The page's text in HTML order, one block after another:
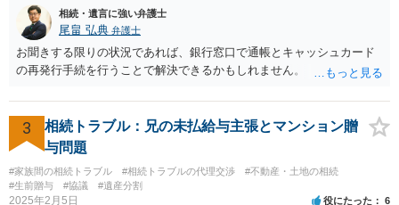
相続・遺言に強い弁護士
尾畠 弘典 弁護士
お聞きする限りの状況であれば、銀行窓口で通帳とキャッシュカード
の再発行手続を行うことで解決できるかもしれません。
3
相続トラブル：兄の未払給与主張とマンション贈
与問題
#家族間の相続トラブル #相続トラブルの代理交渉
#不動産・土地の相続
#生前贈与
#協議 #遺産分割
2025年2月5日 役にたった 6